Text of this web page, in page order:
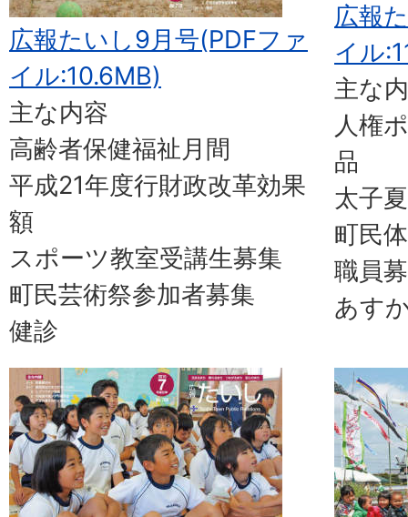
広報たいし9月号(PDFファ
イル:10.6MB)
主な内容
高齢者保健福祉月間
平成21年度行財政改革効果
額
スポーツ教室受講生募集
町民芸術祭参加者募集
健診
広報
イル
主な
人権
品
太子
町民
職員
あす